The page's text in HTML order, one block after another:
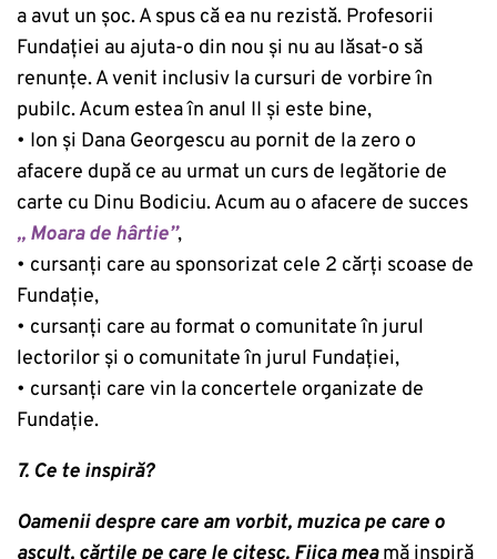
a avut un șoc. A spus că ea nu rezistă. Profesorii
Fundației au ajuta-o din nou și nu au lăsat-o să
renunțe. A venit inclusiv la cursuri de vorbire în
pubilc. Acum estea în anul II și este bine,
• Ion și Dana Georgescu au pornit de la zero o
afacere după ce au urmat un curs de legătorie de
carte cu Dinu Bodiciu. Acum au o afacere de succes
„ Moara de hârtie”,
• cursanți care au sponsorizat cele 2 cărți scoase de
Fundație,
• cursanți care au format o comunitate în jurul
lectorilor și o comunitate în jurul Fundației,
• cursanți care vin la concertele organizate de
Fundație.
7. Ce te inspiră?
Oamenii despre care am vorbit, muzica pe care o
ascult, cărțile pe care le citesc. Fiica mea mă inspiră